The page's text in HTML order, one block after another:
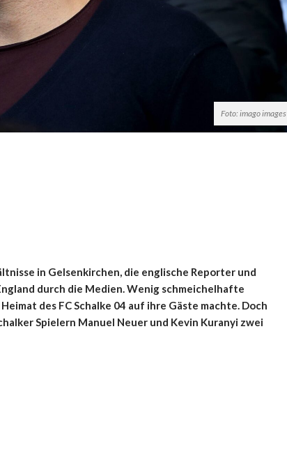
Foto: imago images
in Gelsenkirchen, die englische Reporter und
durch die Medien. Wenig schmeichelhafte
des FC Schalke 04 auf ihre Gäste machte. Doch
Spielern Manuel Neuer und Kevin Kuranyi zwei